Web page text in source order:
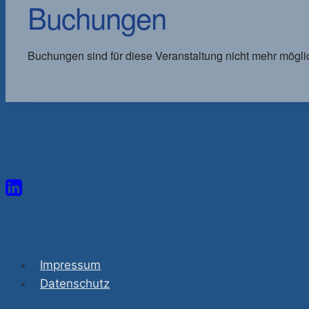
Buchungen
Buchungen sind für diese Veranstaltung nicht mehr
Impressum
Datenschutz